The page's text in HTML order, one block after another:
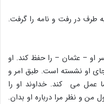
طرف در رفت و نامه را گرفت.
– عثمان – را حفظ کند. او
او نشسته است. طبق امر و
عمل مى کند. خداوند او را
من و نظر مرا درباره او بدان.